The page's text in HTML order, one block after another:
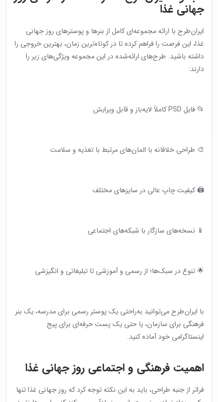
جهانی غذا
ایران‌طرح با ارائه مجموعه‌ای کامل از بنرها و پوسترهای روز جهانی
غذا، این فرصت را فراهم کرده تا در کوتاه‌ترین زمان، بهترین خروجی را
داشته باشید. طرح‌های ارائه‌شده در این مجموعه ویژگی‌های زیر را
دارند:
📂 فایل PSD کاملاً لایه‌باز و قابل ویرایش
🎨 طراحی خلاقانه با المان‌های مرتبط با تغذیه و سلامت
🖨 کیفیت چاپ عالی در سایزهای مختلف
📱 نسخه‌های سازگار با شبکه‌های اجتماعی
🌟 تنوع در سبک‌ها؛ از رسمی و آموزشی تا تبلیغاتی و انگیزشی
با ایران‌طرح می‌توانید به‌راحتی یک پوستر رسمی برای مدرسه، یک بنر
فرهنگی برای سازمان، یا حتی یک پست حرفه‌ای برای پیج
اینستاگرامی خود آماده کنید.
اهمیت فرهنگی و اجتماعی روز جهانی غذا
فراتر از جنبه طراحی، باید به این نکته توجه کرد که روز جهانی غذا تنها